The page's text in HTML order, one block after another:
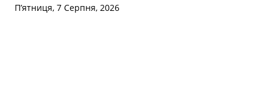
П’ятниця, 7 Серпня, 2026